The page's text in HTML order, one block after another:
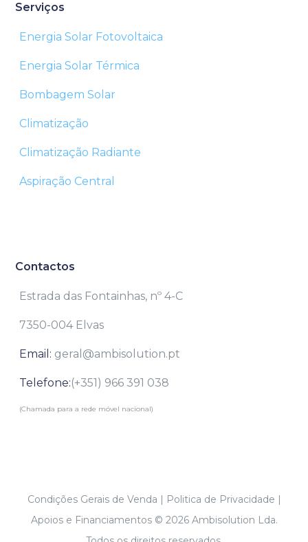
Serviços
Energia Solar Fotovoltaica
Energia Solar Térmica
Bombagem Solar
Climatização
Climatização Radiante
Aspiração Central
Contactos
Estrada das Fontainhas, nº 4-C
7350-004 Elvas
Email: geral@ambisolution.pt
Telefone:(+351) 966 391 038
(Chamada para a rede móvel nacional)
Condições Gerais de Venda | Politica de Privacidade |
Apoios e Financiamentos© 2026 Ambisolution Lda.